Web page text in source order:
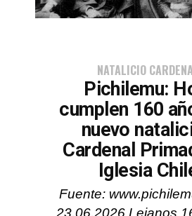
NATALICIO
Pichilemu:
cumplen 160
nuevo
Cardenal
Iglesia
Fuente:
23.06.2026 Lejanos